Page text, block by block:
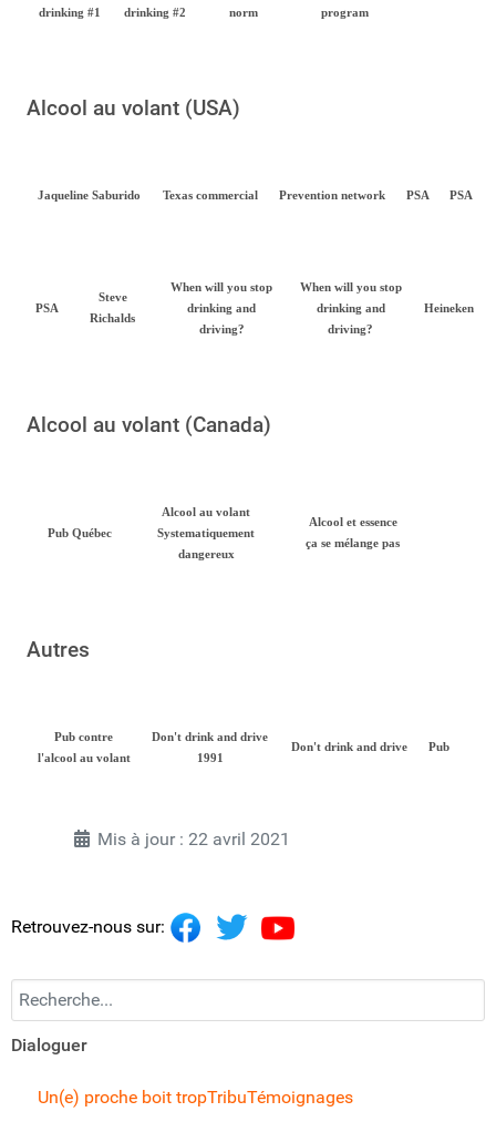
drinking #1
drinking #2
norm
program
Alcool au volant (USA)
Jaqueline Saburido Texas commercial Prevention network PSA PSA
PSA
Steve
Richalds
When will you stop
drinking and
driving?
When will you stop
drinking and
driving?
Heineken
Alcool au volant (Canada)
Pub Québec
Alcool au volant
Systematiquement
dangereux
Alcool et essence
ça se mélange pas
Autres
Pub contre
l'alcool au volant
Don't drink and drive
1991
Don't drink and drive Pub
Mis à jour : 22 avril 2021
Retrouvez-nous sur:
Recherchez...
Dialoguer
Un(e) proche boit tropTribuTémoignages